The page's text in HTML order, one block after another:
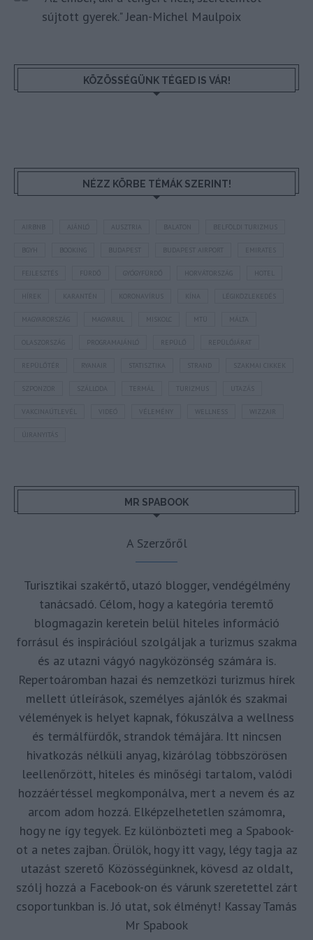
sújtott gyerek." Jean-Michel Maulpoix
KÖZÖSSÉGÜNK TÉGED IS VÁR!
NÉZZ KÖRBE TÉMÁK SZERINT!
AUSZTRIA BALATON BELFÖLDI TURIZMUS
BUDAPEST BUDAPEST AIRPORT EMIRATES
FEJLESZTÉS HORVÁTORSZÁG HOTEL
KARANTÉN LÉGIKÖZLEKEDÉS
MAGYARORSZÁG MTÜ MÁLTA
OLASZORSZÁG REPÜLŐJÁRAT
REPÜLŐTÉR STATISZTIKA STRAND SZAKMAI CIKKEK
SZPONZOR SZÁLLODA TERMÁL TURIZMUS UTAZÁS
VAKCINAÚTLEVÉL WIZZAIR
ÚJRANYITÁS
MR SPABOOK
A Szerzőről
Turisztikai szakértő, utazó blogger, vendégélmény
tanácsadó. Célom, hogy a kategória teremtő
blogmagazin keretein belül hiteles információ
forrásul és inspirációul szolgáljak a turizmus szakma
és az utazni vágyó nagyközönség számára is.
Repertoáromban hazai és nemzetközi turizmus hírek
mellett útleírások, személyes ajánlók és szakmai
vélemények is helyet kapnak, fókuszálva a wellness
és termálfürdők, strandok témájára. Itt nincsen
hivatkozás nélküli anyag, kizárólag többszörösen
leellenőrzött, hiteles és minőségi tartalom, valódi
hozzáértéssel megkomponálva, mert a nevem és az
arcom adom hozzá. Elképzelhetetlen számomra,
hogy ne így tegyek. Ez különbözteti meg a Spabook-
ot a netes zajban. Örülök, hogy itt vagy, légy tagja az
utazást szerető Közösségünknek, kövesd az oldalt,
szólj hozzá a Facebook-on és várunk szeretettel zárt
csoportunkban is. Jó utat, sok élményt! Kassay Tamás
Mr Spabook